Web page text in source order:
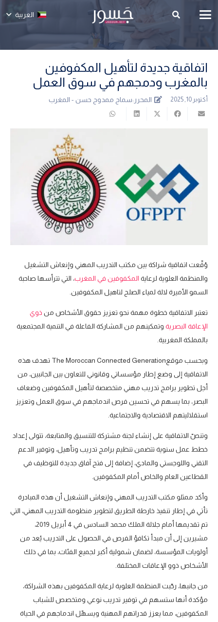
العربية
اتفاقية جديدة لتأهيل المكفوفين
بالمغرب ودمجهم في سوق العمل
أكتوبر 10, 2025 المحرر:سماح ممدوح حسن - المغرب
وُقّعت اتفاقية شراكة بين مكتب التدريب المهني وإنعاش التشغيل
والمنظمة العلوية لرعاية المكفوفين في المغرب، التي تترأسها صاحبة
السمو الأميرة لالة لمياء الصلح لتاهيل المكفوفين.
تعتبر الاتفاقية خطوة مهمة نحو تعزيز حقوق الأشخاص من ذوي
الإعاقة البصرية وتمكينهم من المشاركة الفاعلة في التنمية المجتمعية
بالمملكة المغربية.
وبحسب موقعThe Moroccan Connected Generation تهدف هذه
الاتفاقية إلى وضع إطار مؤسساتي وقانوني للتعاون بين الجانبين، من
أجل تطوير برامج تدريب مهني متخصصة لتأهيل المكفوفين وضعاف
البصر، بما يسهم في تحسين فرص اندماجهم في سوق العمل وتعزيز
استقلاليتهم الاقتصادية والاجتماعية.
وتنصّ الاتفاقية على إنشاء لجنة مشتركة للتنسيق والمتابعة، تتولى إعداد
خطط عمل سنوية تتضمن تنظيم برامج تدريب وتأهيل، وتوفير الدعم
التقني واللوجستي والمادي، إضافة إلى فتح آفاق جديدة للتوظيف في
القطاعين العام والخاص أمام المكفوفين.
وأكد ممثلو مكتب التدريب المهني وإنعاش التشغيل أن هذه المبادرة
تأتي في إطار تنفيذ خارطة الطريق لتطوير منظومة التدريب المهني، التي
تم تقديمها أمام جلالة الملك محمد السادس في 4 أبريل 2019،
مشيرين إلى أن مبدأ تكافؤ الفرص في الحصول على التدريب يُعد من
أولويات المؤسسة، لضمان شمولية أكبر لجميع الفئات، بما في ذلك
الأشخاص ذوو الإعاقات المختلفة.
من جانبها، رحّبت المنظمة العلوية لرعاية المكفوفين بهذه الشراكة،
مؤكدة أنها ستسهم في توفير تدريب نوعي ومتخصص للشباب
المكفوفين، مما يعزز قدراتهم المهنية ويسهّل اندماجهم في الحياة